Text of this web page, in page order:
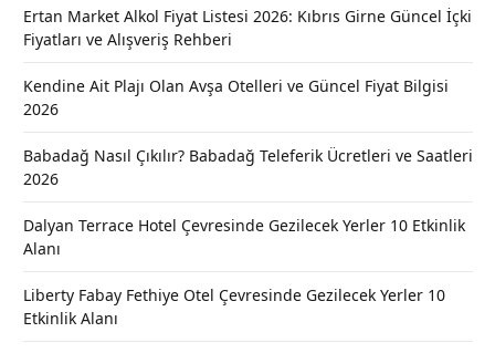
Ertan Market Alkol Fiyat Listesi 2026: Kıbrıs Girne Güncel İçki
Fiyatları ve Alışveriş Rehberi
Kendine Ait Plajı Olan Avşa Otelleri ve Güncel Fiyat Bilgisi
2026
Babadağ Nasıl Çıkılır? Babadağ Teleferik Ücretleri ve Saatleri
2026
Dalyan Terrace Hotel Çevresinde Gezilecek Yerler 10 Etkinlik
Alanı
Liberty Fabay Fethiye Otel Çevresinde Gezilecek Yerler 10
Etkinlik Alanı